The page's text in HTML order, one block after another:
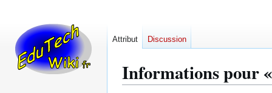
Informations pour
Attribut Discussion